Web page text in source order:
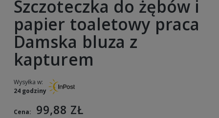
Szczoteczka do żębów i
papier toaletowy praca
Damska bluza z
kapturem
Wysyłka w:
24 godziny
Cena: 99,88 ZŁ